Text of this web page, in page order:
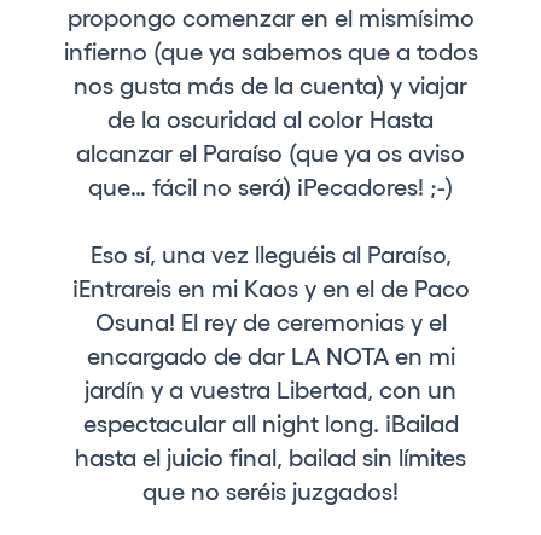
propongo comenzar en el mismísimo
infierno (que ya sabemos que a todos
nos gusta más de la cuenta) y viajar
de la oscuridad al color Hasta
alcanzar el Paraíso (que ya os aviso
que… fácil no será) ¡Pecadores! ;-)
Eso sí, una vez lleguéis al Paraíso,
¡Entrareis en mi Kaos y en el de Paco
Osuna! El rey de ceremonias y el
encargado de dar LA NOTA en mi
jardín y a vuestra Libertad, con un
espectacular all night long. ¡Bailad
hasta el juicio final, bailad sin límites
que no seréis juzgados!